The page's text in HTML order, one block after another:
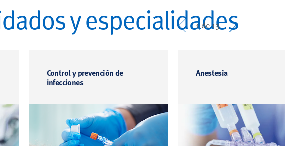
y especialidades
Prev1 de 13 Next
Control y prevención de
infecciones
Anestesia